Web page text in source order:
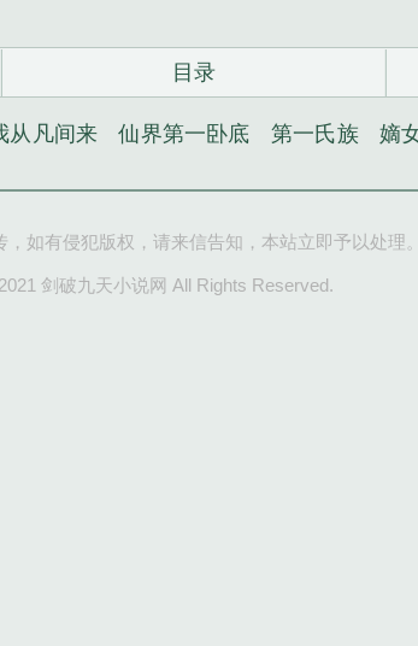
目录
从凡间来 仙界第一卧底 第一氏族 嫡
如有侵犯版权，请来信告知，本站立即予以处理。
剑破九天小说网 All Rights Reserved.